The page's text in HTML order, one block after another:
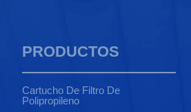
PRODUCTOS
Cartucho De Filtro De
Polipropileno